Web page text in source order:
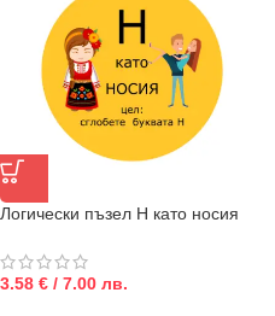
Логически пъзел Н като носия
3.58 € / 7.00 лв.